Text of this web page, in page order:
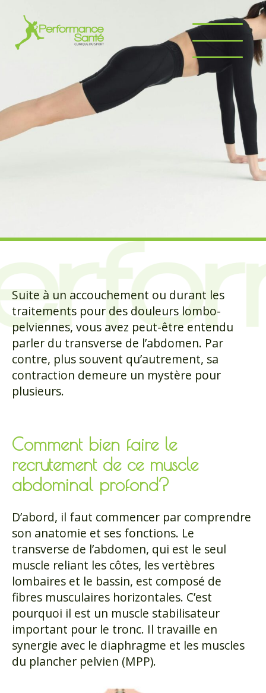
Suite à un accouchement ou durant les
traitements pour des douleurs lombo-
pelviennes, vous avez peut-être entendu
parler du transverse de l’abdomen. Par
contre, plus souvent qu’autrement, sa
contraction demeure un mystère pour
plusieurs.
Comment bien faire le
recrutement de ce muscle
abdominal profond?
D’abord, il faut commencer par comprendre
son anatomie et ses fonctions. Le
transverse de l’abdomen, qui est le seul
muscle reliant les côtes, les vertèbres
lombaires et le bassin, est composé de
fibres musculaires horizontales. C’est
pourquoi il est un muscle stabilisateur
important pour le tronc. Il travaille en
synergie avec le diaphragme et les muscles
du plancher pelvien (MPP).